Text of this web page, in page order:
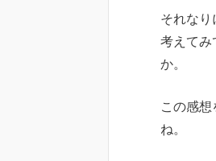
それな
考えてみ
か。
この感
ね。